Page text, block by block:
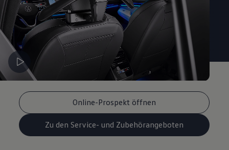
Online-Prospekt öffnen
Zu den Service- und Zubehörangeboten